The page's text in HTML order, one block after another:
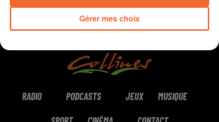
RADIO PODCASTS JEUX MUSIQUE
Gérer mes choix